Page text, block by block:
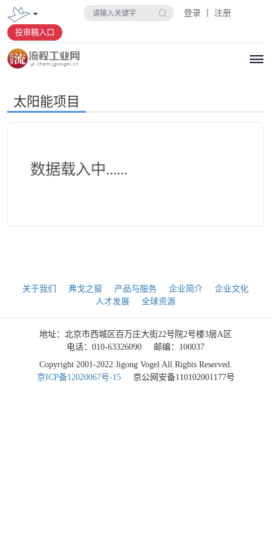
登录 丨 注册
投审稿入口
太阳能项目
数据载入中......
关于我们 弗戈之窗 产品与服务 企业简介
企业文化
人才发展
全球资源
地址：北京市西城区百万庄大街22号院2号楼3层A区
电话：010-63326090
邮编：100037
Copyright 2001-2022 Jigong Vogel All Rights Reserved.
京ICP备12020067号-15
京公网安备110102001177号